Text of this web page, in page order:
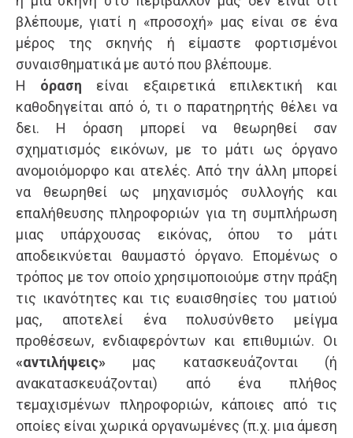
βλέπουμε, γιατί η «προσοχή» μας είναι σε ένα
μέρος της σκηνής ή είμαστε φορτισμένοι
συναισθηματικά με αυτό που βλέπουμε.
Η όραση είναι εξαιρετικά επιλεκτική και
καθοδηγείται από ό, τι ο παρατηρητής θέλει να
δει. Η όραση μπορεί να θεωρηθεί σαν
σχηματισμός εικόνων, με το μάτι ως όργανο
ανομοιόμορφο και ατελές. Από την άλλη μπορεί
να θεωρηθεί ως μηχανισμός συλλογής και
επαλήθευσης πληροφοριών για τη συμπλήρωση
μιας υπάρχουσας εικόνας, όπου το μάτι
αποδεικνύεται θαυμαστό όργανο. Επομένως ο
τρόπος με τον οποίο χρησιμοποιούμε στην πράξη
τις ικανότητες και τις ευαισθησίες του ματιού
μας, αποτελεί ένα πολυσύνθετο μείγμα
προθέσεων, ενδιαφερόντων και επιθυμιών. Οι
«αντιλήψεις» μας κατασκευάζονται (ή
ανακατασκευάζονται) από ένα πλήθος
τεμαχισμένων πληροφοριών, κάποιες από τις
οποίες είναι χωρικά οργανωμένες (π.χ. μια άμεση